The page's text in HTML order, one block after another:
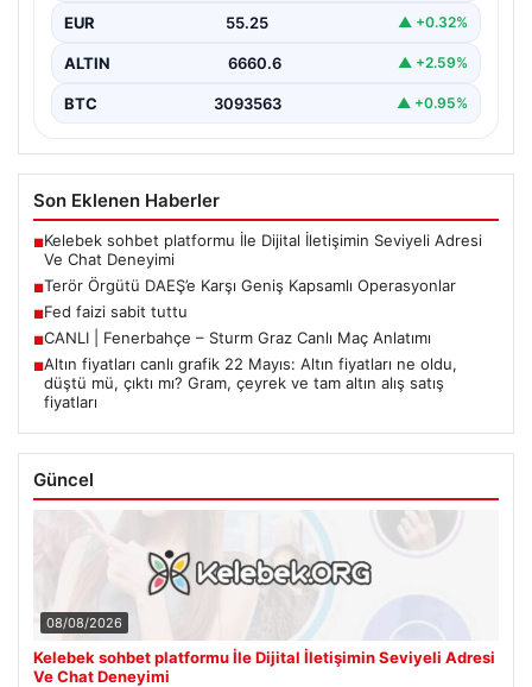
EUR 55.25 ▲ +0.32%
ALTIN 6660.6 ▲ +2.59%
BTC 3093563 ▲ +0.95%
Son Eklenen Haberler
■Kelebek sohbet platformu İle Dijital İletişimin Seviyeli Adresi
Ve Chat Deneyimi
■Terör Örgütü DAEŞ’e Karşı Geniş Kapsamlı Operasyonlar
■Fed faizi sabit tuttu
■CANLI | Fenerbahçe – Sturm Graz Canlı Maç Anlatımı
■Altın fiyatları canlı grafik 22 Mayıs: Altın fiyatları ne oldu,
düştü mü, çıktı mı? Gram, çeyrek ve tam altın alış satış
fiyatları
Güncel
08/08/2026
Kelebek sohbet platformu İle Dijital İletişimin Seviyeli Adresi
Ve Chat Deneyimi